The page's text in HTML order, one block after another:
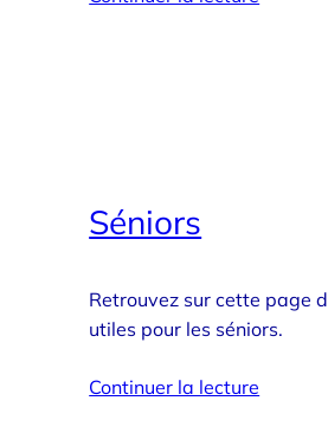
Séniors
Retrouvez sur cette page
utiles pour les séniors.
Continuer la lecture